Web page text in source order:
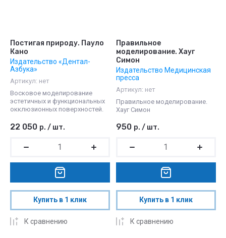
Постигая природу. Пауло
Кано
Издательство «Дентал-
Азбука»
Артикул: нет
Восковое моделирование
эстетичных и функциональных
окклюзионных поверхностей.
22 050 р. / шт.
Купить в 1 клик
К сравнению
Правильное
моделирование. Хауг
Симон
Издательство Медицинская
пресса
Артикул: нет
Правильное моделирование.
Хауг Симон
950 р. / шт.
Купить в 1 клик
К сравнению